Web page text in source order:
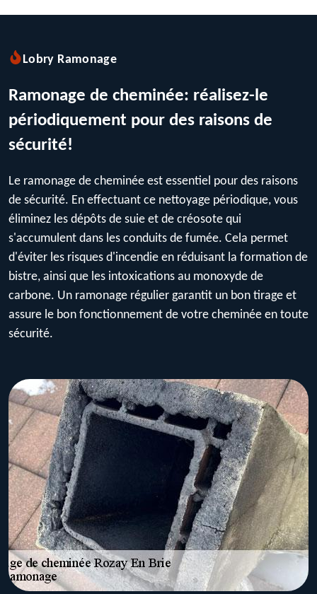
Lobry Ramonage
Ramonage de cheminée: réalisez-le
périodiquement pour des raisons de
sécurité!
Le ramonage de cheminée est essentiel pour des raisons
de sécurité. En effectuant ce nettoyage périodique, vous
éliminez les dépôts de suie et de créosote qui
s'accumulent dans les conduits de fumée. Cela permet
d'éviter les risques d'incendie en réduisant la formation de
bistre, ainsi que les intoxications au monoxyde de
carbone. Un ramonage régulier garantit un bon tirage et
assure le bon fonctionnement de votre cheminée en toute
sécurité.